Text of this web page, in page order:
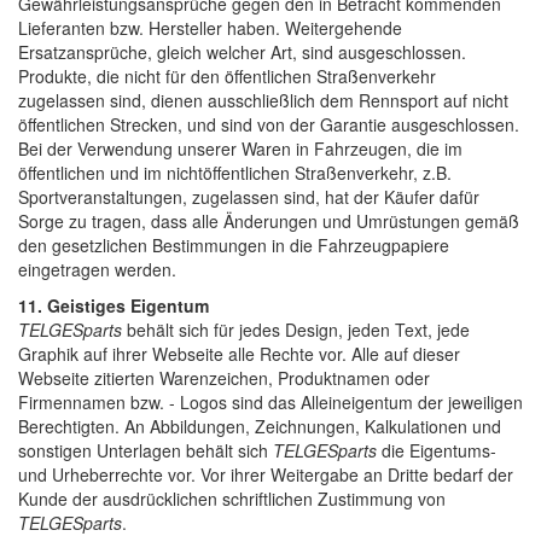
Lieferanten bzw. Hersteller haben. Weitergehende
Ersatzansprüche, gleich welcher Art, sind ausgeschlossen.
Produkte, die nicht für den öffentlichen Straßenverkehr
zugelassen sind, dienen ausschließlich dem Rennsport auf nicht
öffentlichen Strecken, und sind von der Garantie ausgeschlossen.
Bei der Verwendung unserer Waren in Fahrzeugen, die im
öffentlichen und im nichtöffentlichen Straßenverkehr, z.B.
Sportveranstaltungen, zugelassen sind, hat der Käufer dafür
Sorge zu tragen, dass alle Änderungen und Umrüstungen gemäß
den gesetzlichen Bestimmungen in die Fahrzeugpapiere
eingetragen werden.
11. Geistiges Eigentum
TELGESparts behält sich für jedes Design, jeden Text, jede
Graphik auf ihrer Webseite alle Rechte vor. Alle auf dieser
Webseite zitierten Warenzeichen, Produktnamen oder
Firmennamen bzw. - Logos sind das Alleineigentum der jeweiligen
Berechtigten. An Abbildungen, Zeichnungen, Kalkulationen und
sonstigen Unterlagen behält sich TELGESparts die Eigentums-
und Urheberrechte vor. Vor ihrer Weitergabe an Dritte bedarf der
Kunde der ausdrücklichen schriftlichen Zustimmung von
TELGESparts.